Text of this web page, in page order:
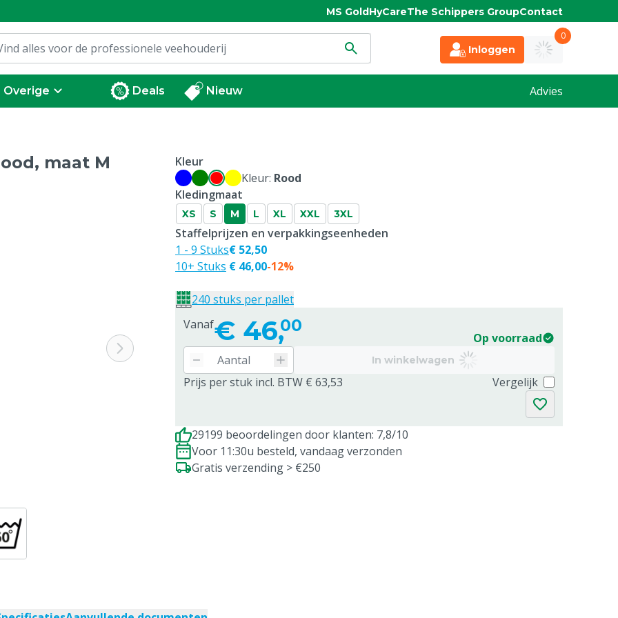
MS GoldHyCareThe Schippers GroupContact
Inloggen
0
Overige Deals Nieuw Advies
maat M
Kleur
Kleur: Rood
Kledingmaat
XS S M L XL XXL 3XL
Vanaf€ 46,00
Op voorraad
In winkelwagen
Prijs per stuk incl. BTW € 63,53 Vergelijk
Staffelprijzen en verpakkingseenheden
1 - 9 Stuks
10+ Stuks
€ 52,50
€ 46,00-12%
240 stuks per pallet
29199 beoordelingen door klanten: 7,8/10
Voor 11:30u besteld, vandaag verzonden
Gratis verzending > €250